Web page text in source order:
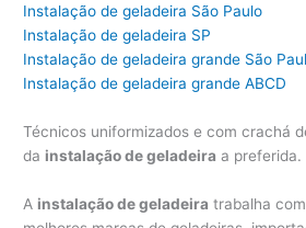
Instalação de geladeira São Paulo
Instalação de geladeira SP
Instalação de geladeira grande São
Instalação de geladeira grande ABCD
Técnicos uniformizados e com crachá
da instalação de geladeira a preferida.
A instalação de geladeira trabalha